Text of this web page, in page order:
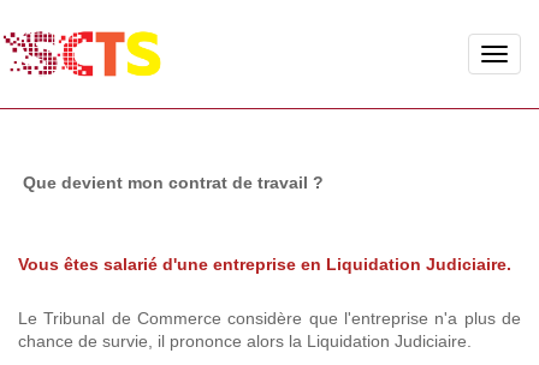
Toggle
Que devient mon contrat de travail ?
Vous êtes salarié d'une entreprise en Liquidation Judiciaire.
Le Tribunal de Commerce considère que l'entreprise n'a plus de
chance de survie, il prononce alors la Liquidation Judiciaire.